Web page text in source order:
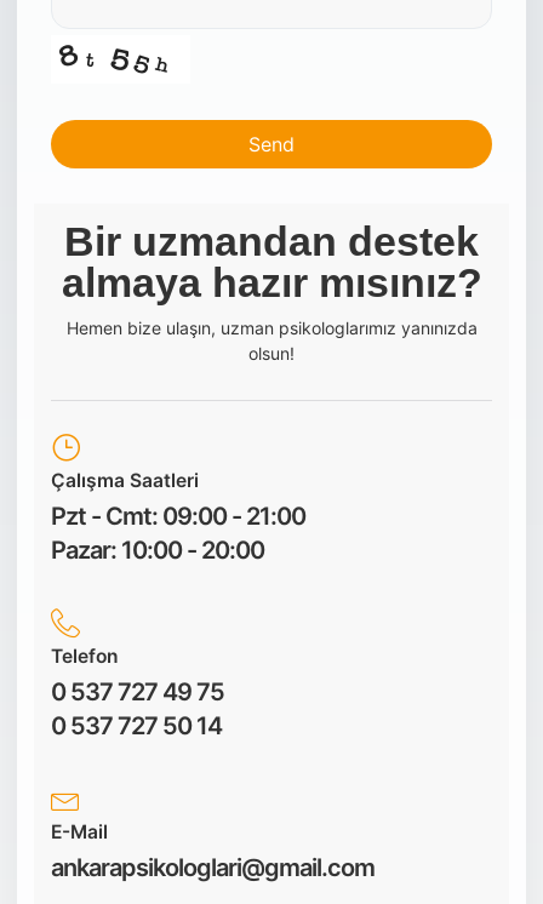
Bir uzmandan destek
almaya hazır mısınız?
Hemen bize ulaşın, uzman psikologlarımız yanınızda
olsun!
Çalışma Saatleri
Pzt - Cmt: 09:00 - 21:00
Pazar: 10:00 - 20:00
Telefon
0 537 727 49 75
0 537 727 50 14
E-Mail
ankarapsikologlari@gmail.com
Send
field
should
be left
blank